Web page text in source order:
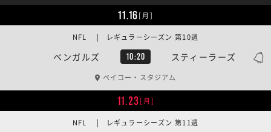
11.16[月]
ベンガルズ 10:20 スティーラーズ
NFL | レギュラーシーズン 第10週
ペイコー・スタジアム
11.23[月]
NFL | レギュラーシーズン 第11週